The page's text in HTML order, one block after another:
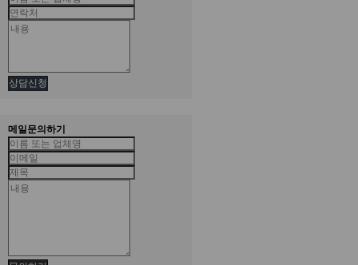
상담신청
메일문의하기